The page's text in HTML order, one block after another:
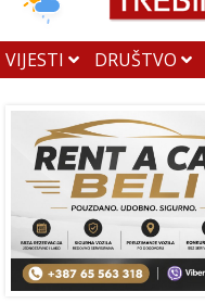
VIJESTI DRUŠTVO